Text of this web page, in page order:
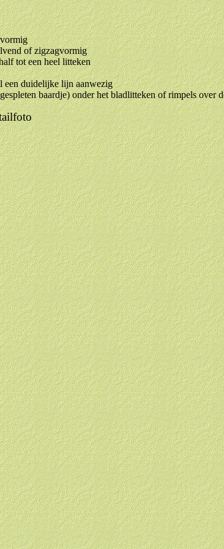
of zigzagvormig
tot een heel litteken
een duidelijke lijn aanwezig
baardje) onder het bladlitteken of rimpels over